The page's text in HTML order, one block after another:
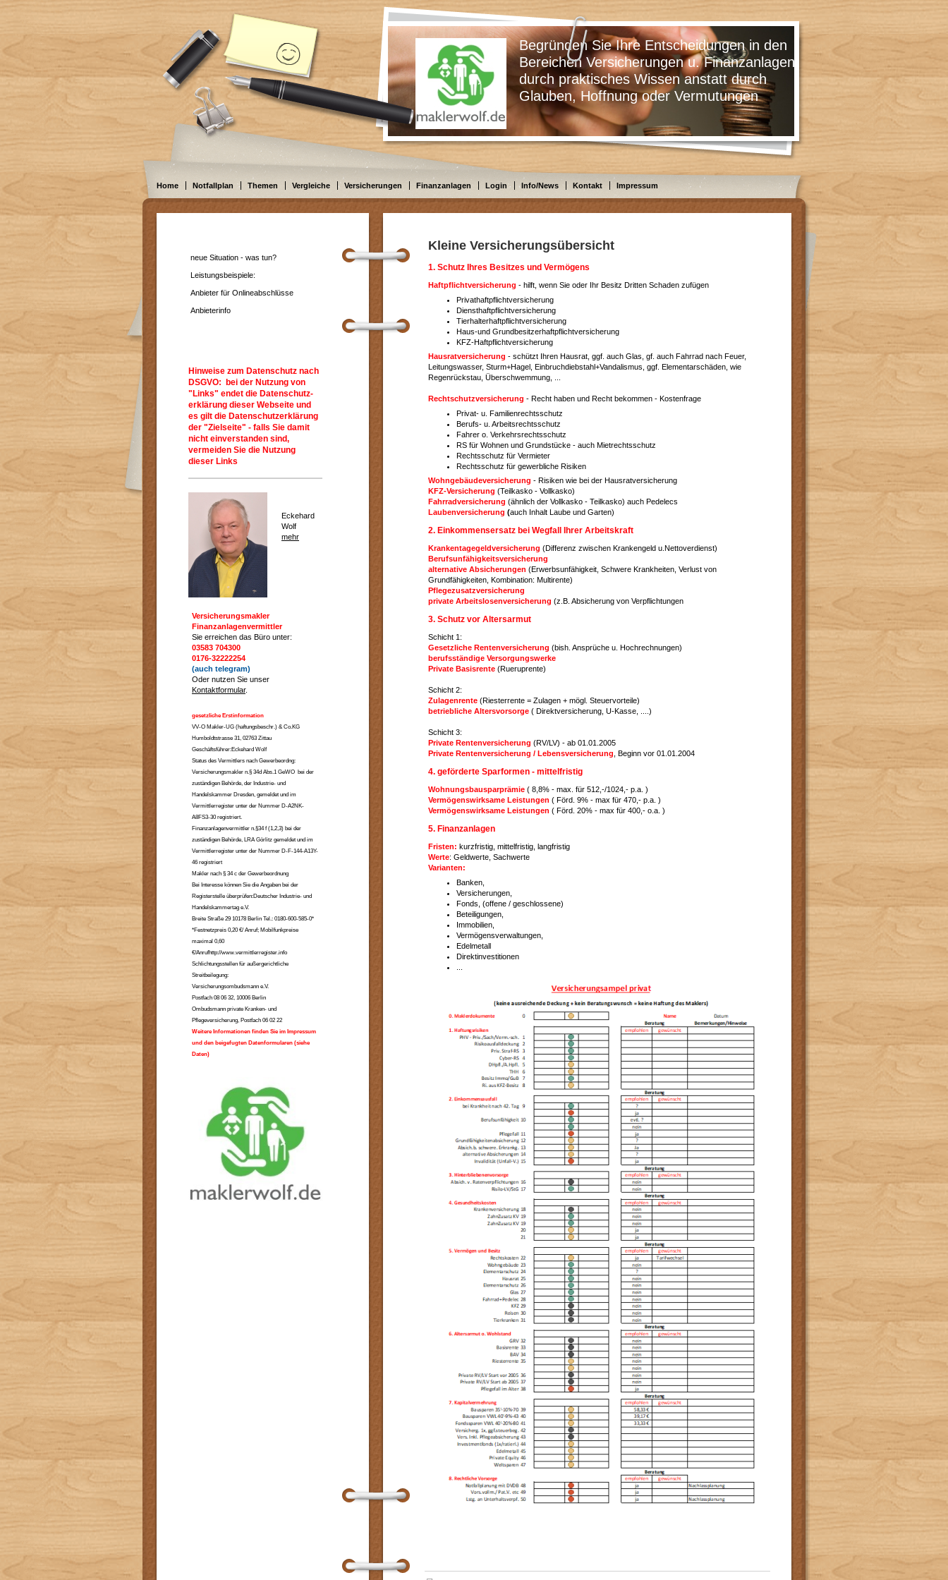
Begründen Sie Ihre Entscheidungen in den
Bereichen Versicherungen u. Finanzanlagen
durch praktisches Wissen anstatt durch
Glauben, Hoffnung oder Vermutungen
Home Notfallplan Themen Vergleiche Versicherungen Finanzanlagen Login Info/News Kontakt Impressum
Kleine Versicherungsübersicht
1. Schutz Ihres Besitzes und Vermögens
Haftpflichtversicherung - hilft, wenn Sie oder Ihr Besitz Dritten Schaden zufügen
Privathaftpflichtversicherung
Diensthaftpflichtversicherung
Tierhalterhaftpflichtversicherung
Haus-und Grundbesitzerhaftpflichtversicherung
KFZ-Haftpflichtversicherung
Hausratversicherung - schützt Ihren Hausrat, ggf. auch Glas, gf. auch Fahrrad nach Feuer,
Leitungswasser, Sturm+Hagel, Einbruchdiebstahl+Vandalismus, ggf. Elementarschäden, wie
Regenrückstau, Überschwemmung, ...
Rechtschutzversicherung - Recht haben und Recht bekommen - Kostenfrage
Privat- u. Familienrechtsschutz
Berufs- u. Arbeitsrechtsschutz
Fahrer o. Verkehrsrechtsschutz
RS für Wohnen und Grundstücke - auch Mietrechtsschutz
Rechtsschutz für Vermieter
Rechtsschutz für gewerbliche Risiken
Wohngebäudeversicherung - Risiken wie bei der Hausratversicherung
KFZ-Versicherung (Teilkasko - Vollkasko)
Fahrradversicherung (ähnlich der Vollkasko - Teilkasko) auch Pedelecs
Laubenversicherung (auch Inhalt Laube und Garten)
2. Einkommensersatz bei Wegfall Ihrer Arbeitskraft
Krankentagegeldversicherung (Differenz zwischen Krankengeld u.Nettoverdienst)
Berufsunfähigkeitsversicherung
alternative Absicherungen (Erwerbsunfähigkeit, Schwere Krankheiten, Verlust von
Grundfähigkeiten, Kombination: Multirente)
Pflegezusatzversicherung
private Arbeitslosenversicherung (z.B. Absicherung von Verpflichtungen
3. Schutz vor Altersarmut
Schicht 1:
Gesetzliche Rentenversicherung (bish. Ansprüche u. Hochrechnungen)
berufsständige Versorgungswerke
Private Basisrente (Rueruprente)
Schicht 2:
Zulagenrente (Riesterrente = Zulagen + mögl. Steuervorteile)
betriebliche Altersvorsorge ( Direktversicherung, U-Kasse, ....)
Schicht 3:
Private Rentenversicherung (RV/LV) - ab 01.01.2005
Private Rentenversicherung / Lebensversicherung , Beginn vor 01.01.2004
4. geförderte Sparformen - mittelfristig
Wohnungsbausparprämie ( 8,8% - max. für 512,-/1024,- p.a. )
Vermögenswirksame Leistungen ( Förd. 9% - max für 470,- p.a. )
Vermögenswirksame Leistungen ( Förd. 20% - max für 400,- o.a. )
5. Finanzanlagen
Fristen: kurzfristig, mittelfristig, langfristig
Werte: Geldwerte, Sachwerte
Varianten:
Banken,
Versicherungen,
Fonds, (offene / geschlossene)
Beteiligungen,
Immobilien,
Vermögensverwaltungen,
Edelmetall
Direktinvestitionen
neue Situation - was tun?
Leistungsbeispiele:
Anbieter für Onlineabschlüsse
Anbieterinfo
Hinweise zum Datenschutz nach
DSGVO: bei der Nutzung von
"Links" endet die Datenschutz-
erklärung dieser Webseite und
es gilt die Datenschutzerklärung
der "Zielseite" - falls Sie damit
nicht einverstanden sind,
vermeiden Sie die Nutzung
dieser Links
Eckehard
Wolf
mehr
Versicherungsmakler
Finanzanlagenvermittler
Sie erreichen das Büro unter:
03583 704300
0176-32222254
(auch telegram)
Oder nutzen Sie unser
Kontaktformular.
gesetzliche Erstinformation
VV-O Makler-UG (haftungsbeschr.) & Co.KG
Humboldtstrasse 31, 02763 Zittau
Geschäftsführer:Eckehard Wolf
Status des Vermittlers nach Gewerbeordng:
Versicherungsmakler n.§ 34d Abs.1 GeWO bei der
zuständigen Behörde, der Industrie- und
Handelskammer Dresden, gemeldet und im
Vermittlerregister unter der Nummer D-A2NK-
A8FS3-30 registriert.
Finanzanlagenvermittler n.§34 f (1,2,3) bei der
zuständigen Behörde, LRA Görlitz gemeldet und im
Vermittlerregister unter der Nummer D-F-144-A13Y-
46 registriert
Makler nach § 34 c der Gewerbeordnung
Bei Interesse können Sie die Angaben bei der
Registerstelle überprüfen:Deutscher Industrie- und
Handelskammertag e.V.
Breite Straße 29 10178 Berlin Tel.: 0180-600-585-0*
*Festnetzpreis 0,20 €/ Anruf; Mobilfunkpreise
maximal 0,60
€/Anrufhttp://www.vermittlerregister.info
Schlichtungsstellen für außergerichtliche
Streitbeilegung:
Versicherungsombudsmann e.V.
Postfach 08 06 32, 10006 Berlin
Ombudsmann private Kranken- und
Pflegeversicherung, Postfach 06 02 22
Weitere Informationen finden Sie im Impressum
und den beigefugten Datenformularen (siehe
Daten)